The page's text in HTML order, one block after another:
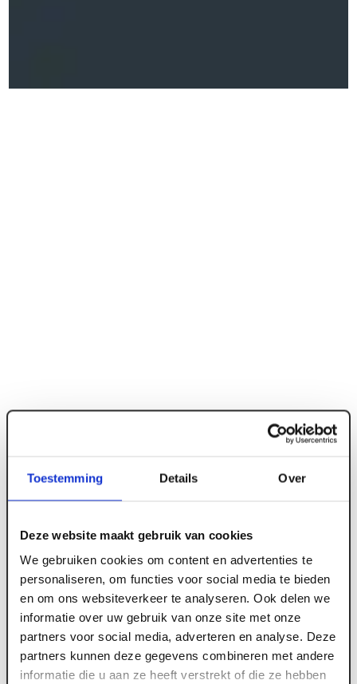
Toestemming Details Over
Deze website maakt gebruik van cookies
We gebruiken cookies om content en advertenties te
personaliseren, om functies voor social media te bieden
en om ons websiteverkeer te analyseren. Ook delen we
informatie over uw gebruik van onze site met onze
partners voor social media, adverteren en analyse. Deze
partners kunnen deze gegevens combineren met andere
informatie die u aan ze heeft verstrekt of die ze hebben
ART000625
6.0 mm x 3050 x 1530 Trespa Izeon 1-z 7016
Antracietgrijs
Meld je aan of maak een account aan om toegang
te krijgen tot de prijzen.